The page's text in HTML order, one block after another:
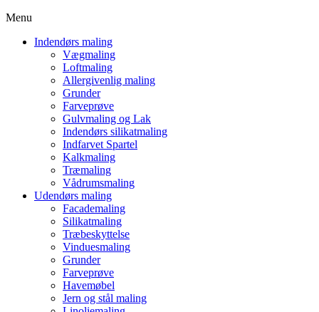
Menu
Indendørs maling
Vægmaling
Loftmaling
Allergivenlig maling
Grunder
Farveprøve
Gulvmaling og Lak
Indendørs silikatmaling
Indfarvet Spartel
Kalkmaling
Træmaling
Vådrumsmaling
Udendørs maling
Facademaling
Silikatmaling
Træbeskyttelse
Vinduesmaling
Grunder
Farveprøve
Havemøbel
Jern og stål maling